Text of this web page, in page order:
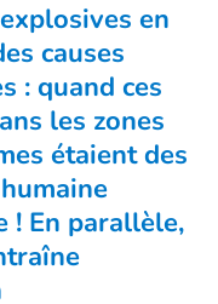
en
causes
: quand ces
les zones
étaient des
! En parallèle,